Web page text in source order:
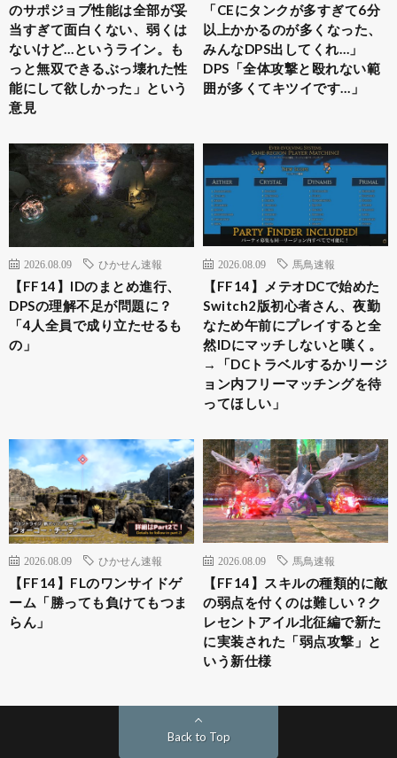
のサポジョブ性能は全部が妥
当すぎて面白くない、弱くは
ないけど…というライン。も
っと無双できるぶっ壊れた性
能にして欲しかった」という
意見
「CEにタンクが多すぎて6分
以上かかるのが多くなった、
みんなDPS出してくれ…」
DPS「全体攻撃と殴れない範
囲が多くてキツイです…」
2026.08.09 ひかせん速報
【FF14】IDのまとめ進行、
DPSの理解不足が問題に？
「4人全員で成り立たせるも
の」
2026.08.09 馬鳥速報
【FF14】メテオDCで始めた
Switch2版初心者さん、夜勤
なため午前にプレイすると全
然IDにマッチしないと嘆く。
→「DCトラベルするかリージ
ョン内フリーマッチングを待
ってほしい」
2026.08.09 ひかせん速報
【FF14】FLのワンサイドゲ
ーム「勝っても負けてもつま
らん」
2026.08.09 馬鳥速報
【FF14】スキルの種類的に敵
の弱点を付くのは難しい？ク
レセントアイル北征編で新た
に実装された「弱点攻撃」と
いう新仕様
Back to Top